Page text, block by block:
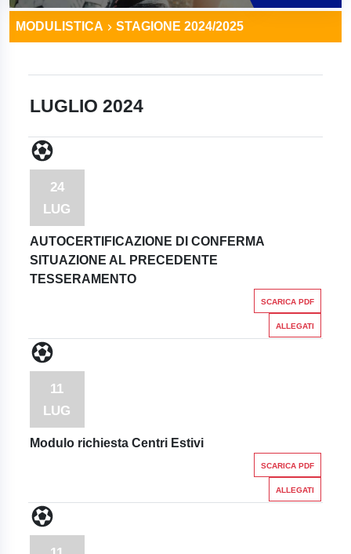
MODULISTICA STAGIONE 2024/2025
LUGLIO 2024
24
LUG
AUTOCERTIFICAZIONE DI CONFERMA
SITUAZIONE AL PRECEDENTE
TESSERAMENTO
SCARICA PDF
ALLEGATI
11
LUG
Modulo richiesta Centri Estivi
SCARICA PDF
ALLEGATI